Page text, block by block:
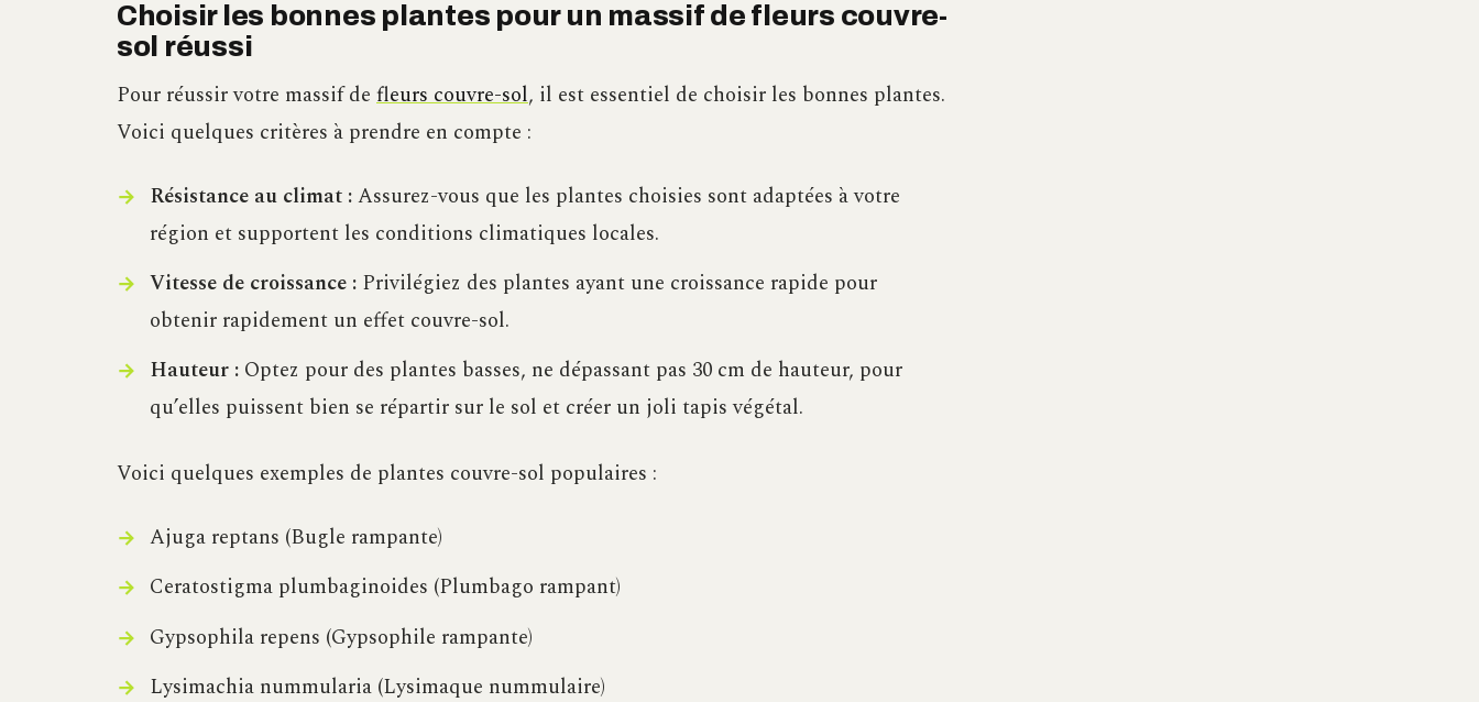
Choisir les bonnes plantes pour un massif de fleurs couvre-
sol réussi
Pour réussir votre massif de fleurs couvre-sol, il est essentiel de choisir les bonnes plantes.
Voici quelques critères à prendre en compte :
Résistance au climat :Assurez-vous que les plantes choisies sont adaptées à votre
région et supportent les conditions climatiques locales.
Vitesse de croissance :Privilégiez des plantes ayant une croissance rapide pour
obtenir rapidement un effet couvre-sol.
Hauteur :Optez pour des plantes basses, ne dépassant pas 30 cm de hauteur, pour
qu’elles puissent bien se répartir sur le sol et créer un joli tapis végétal.
Voici quelques exemples de plantes couvre-sol populaires :
Ajuga reptans (Bugle rampante)
Ceratostigma plumbaginoides (Plumbago rampant)
Gypsophila repens (Gypsophile rampante)
Lysimachia nummularia (Lysimaque nummulaire)